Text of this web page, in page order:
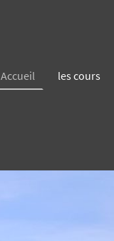
Accueil les cours